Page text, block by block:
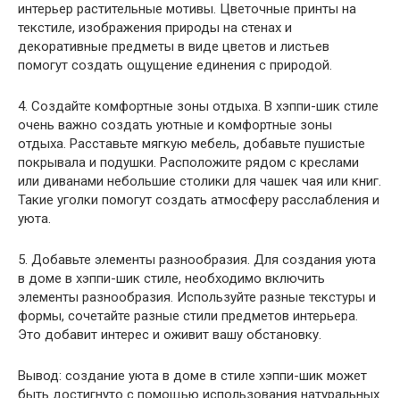
интерьер растительные мотивы. Цветочные принты на
текстиле, изображения природы на стенах и
декоративные предметы в виде цветов и листьев
помогут создать ощущение единения с природой.
4. Создайте комфортные зоны отдыха. В хэппи-шик стиле
очень важно создать уютные и комфортные зоны
отдыха. Расставьте мягкую мебель, добавьте пушистые
покрывала и подушки. Расположите рядом с креслами
или диванами небольшие столики для чашек чая или книг.
Такие уголки помогут создать атмосферу расслабления и
уюта.
5. Добавьте элементы разнообразия. Для создания уюта
в доме в хэппи-шик стиле, необходимо включить
элементы разнообразия. Используйте разные текстуры и
формы, сочетайте разные стили предметов интерьера.
Это добавит интерес и оживит вашу обстановку.
Вывод: создание уюта в доме в стиле хэппи-шик может